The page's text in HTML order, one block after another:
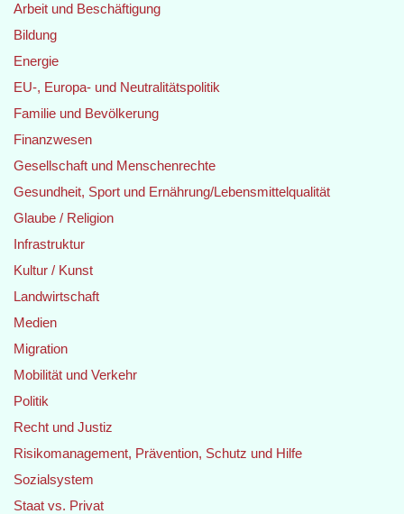
Arbeit und Beschäftigung
Bildung
Energie
EU-, Europa- und Neutralitätspolitik
Familie und Bevölkerung
Finanzwesen
Gesellschaft und Menschenrechte
Gesundheit, Sport und Ernährung/Lebensmittelqualität
Glaube / Religion
Infrastruktur
Kultur / Kunst
Landwirtschaft
Medien
Migration
Mobilität und Verkehr
Politik
Recht und Justiz
Risikomanagement, Prävention, Schutz und Hilfe
Sozialsystem
Staat vs. Privat